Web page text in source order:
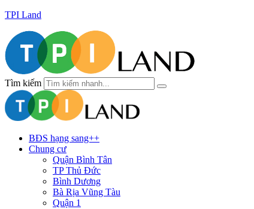
TPI Land
Tìm kiếm
BĐS hạng sang++
Chung cư
Quận Bình Tân
TP Thủ Đức
Bình Dương
Bà Rịa Vũng Tàu
Quận 1